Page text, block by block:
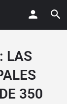
LAS
350